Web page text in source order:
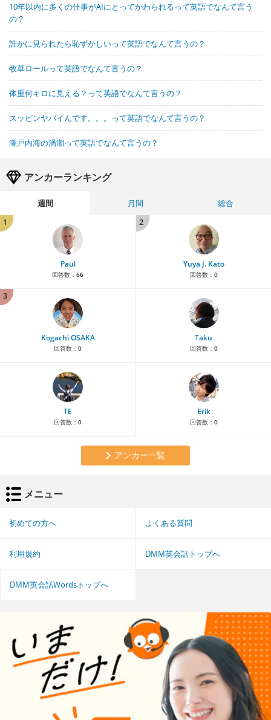
10年以内に多くの仕事がAIにとってかわられるって英語でなんて言う
の？
誰かに見られたら恥ずかしいって英語でなんて言うの？
牧草ロールって英語でなんて言うの？
体重何キロに見える？って英語でなんて言うの？
スッピンヤバイんです。。。って英語でなんて言うの？
瀬戸内海の渦潮って英語でなんて言うの？
アンカーランキング
週間 月間
総合
1
Paul
回答数： 66
2
Yuya J. Kato
回答数： 0
3
Kogachi OSAKA
回答数： 0
Taku
回答数： 0
TE
回答数： 0
Erik
回答数： 0
アンカー一覧
メニュー
初めての方へ よくある質問
利用規約 DMM英会話トップへ
DMM英会話Wordsトップへ